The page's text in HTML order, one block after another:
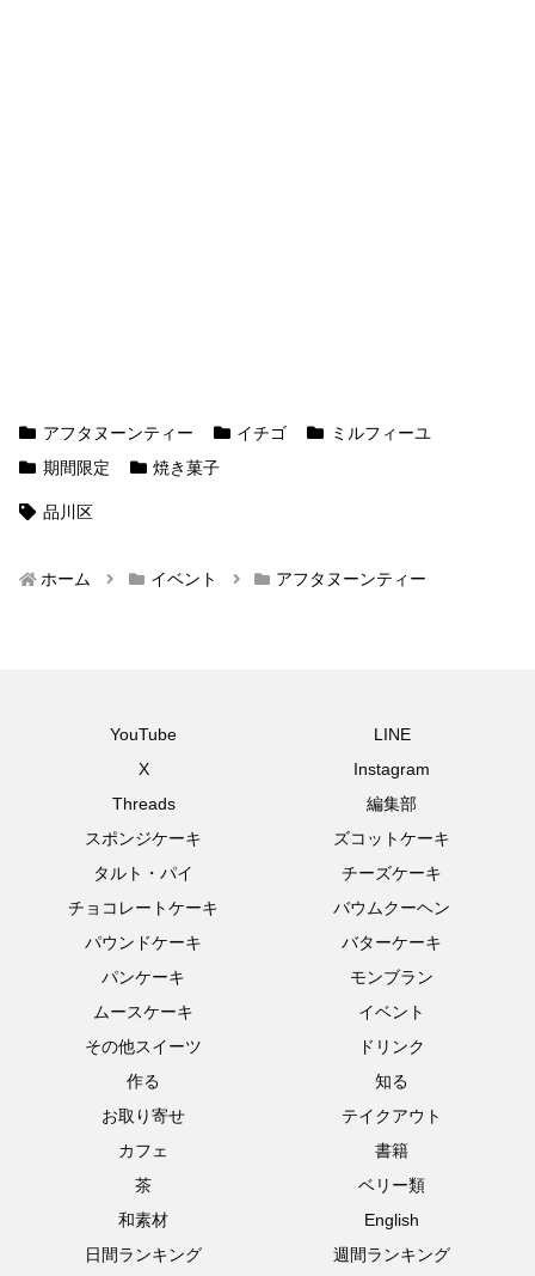
アフタヌーンティー イチゴ
ミルフィーユ
期間限定
焼き菓子
品川区
ホーム イベント アフタヌーンティー
YouTube
LINE
X
Instagram
Threads
編集部
スポンジケーキ
ズコットケーキ
タルト・パイ
チーズケーキ
チョコレートケーキ
バウムクーヘン
パウンドケーキ
バターケーキ
パンケーキ
モンブラン
ムースケーキ
イベント
その他スイーツ
ドリンク
作る
知る
お取り寄せ
テイクアウト
カフェ
書籍
茶
ベリー類
和素材
English
日間ランキング
週間ランキング